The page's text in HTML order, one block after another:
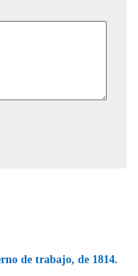
de trabajo, de 1814.